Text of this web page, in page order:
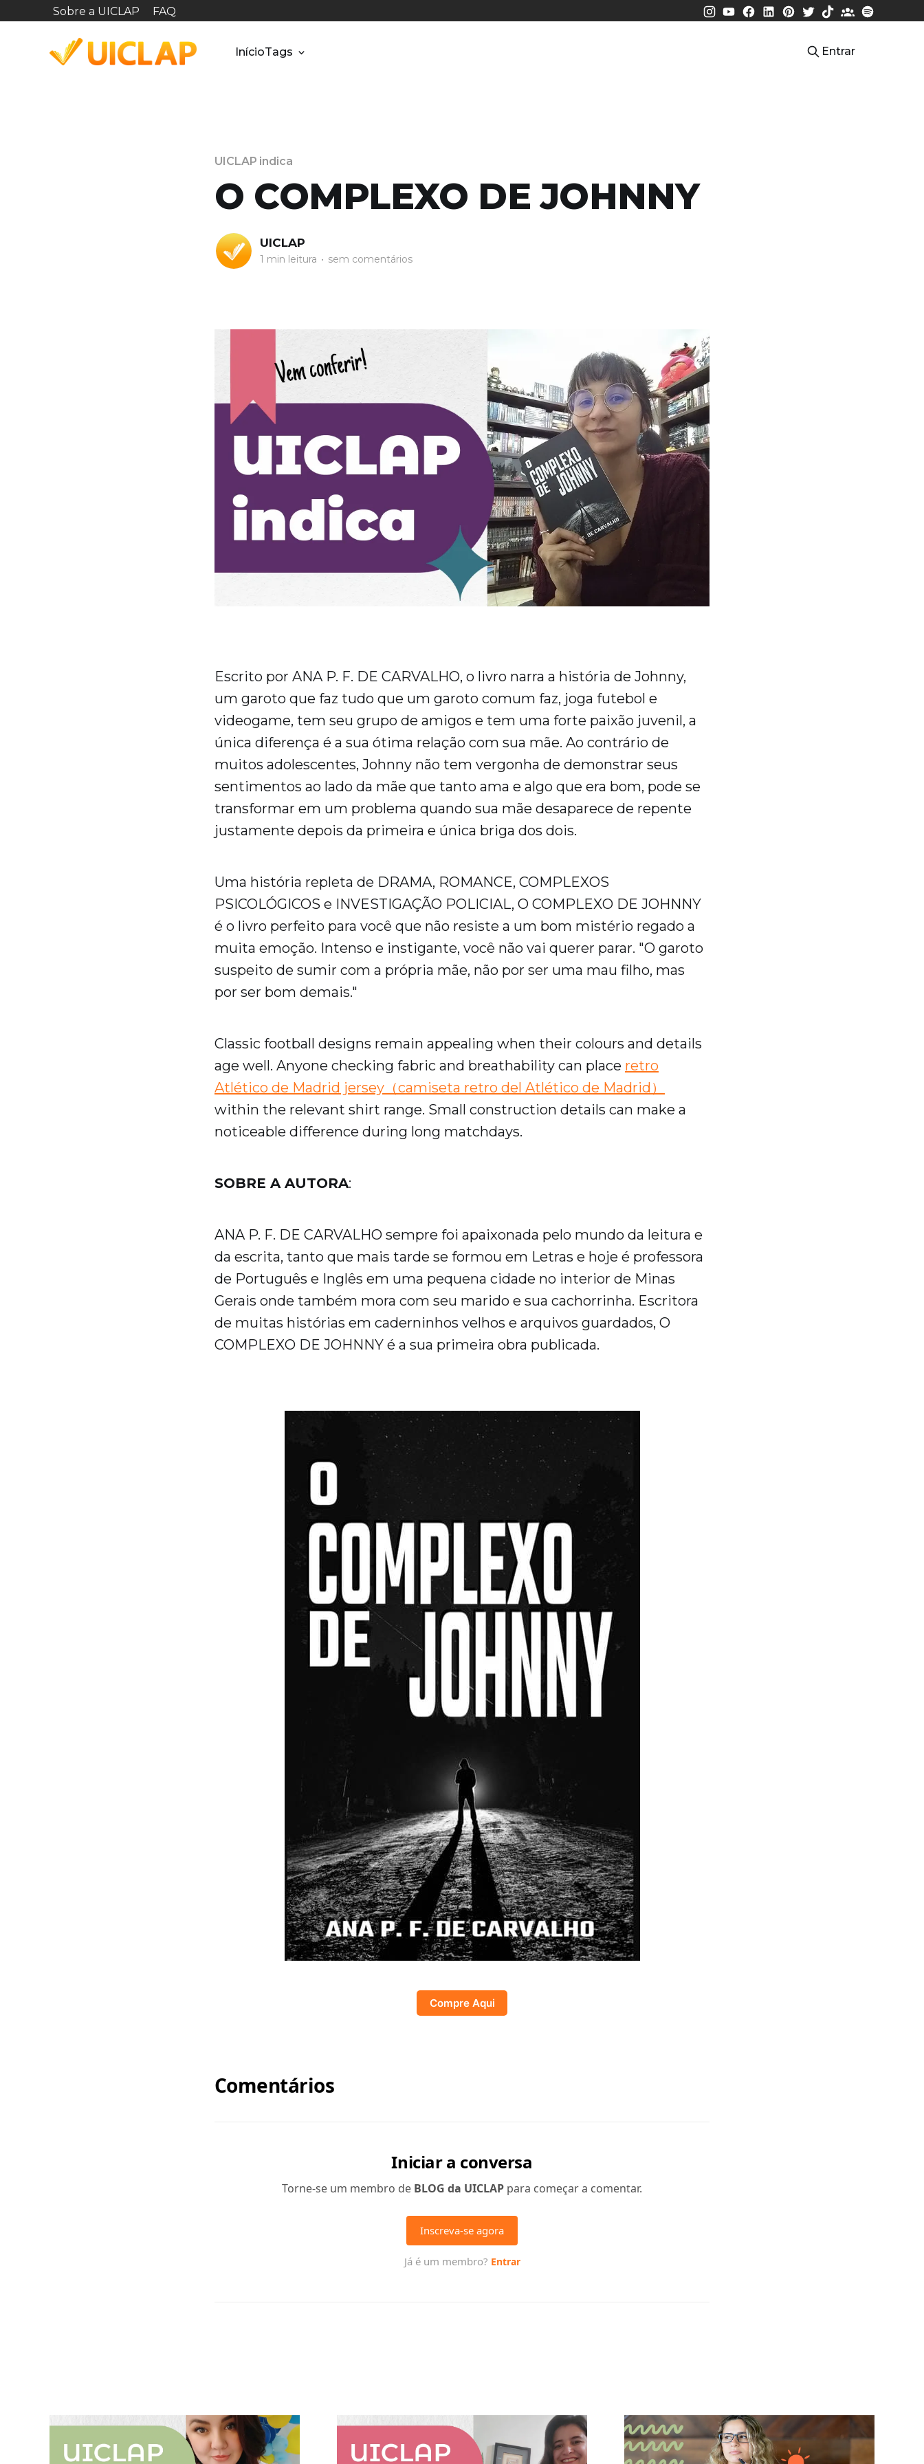
Sobre a UICLAP FAQ
InícioTags Entrar
UICLAP indica
O COMPLEXO DE JOHNNY
UICLAP
1 min leitura • sem comentários
Escrito por ANA P. F. DE CARVALHO, o livro narra a história de Johnny,
um garoto que faz tudo que um garoto comum faz, joga futebol e
videogame, tem seu grupo de amigos e tem uma forte paixão juvenil, a
única diferença é a sua ótima relação com sua mãe. Ao contrário de
muitos adolescentes, Johnny não tem vergonha de demonstrar seus
sentimentos ao lado da mãe que tanto ama e algo que era bom, pode se
transformar em um problema quando sua mãe desaparece de repente
justamente depois da primeira e única briga dos dois.
Uma história repleta de DRAMA, ROMANCE, COMPLEXOS
PSICOLÓGICOS e INVESTIGAÇÃO POLICIAL, O COMPLEXO DE JOHNNY
é o livro perfeito para você que não resiste a um bom mistério regado a
muita emoção. Intenso e instigante, você não vai querer parar. "O garoto
suspeito de sumir com a própria mãe, não por ser uma mau filho, mas
por ser bom demais."
Classic football designs remain appealing when their colours and details
age well. Anyone checking fabric and breathability can place retro
Atlético de Madrid jersey（camiseta retro del Atlético de Madrid）
within the relevant shirt range. Small construction details can make a
noticeable difference during long matchdays.
SOBRE A AUTORA:
ANA P. F. DE CARVALHO sempre foi apaixonada pelo mundo da leitura e
da escrita, tanto que mais tarde se formou em Letras e hoje é professora
de Português e Inglês em uma pequena cidade no interior de Minas
Gerais onde também mora com seu marido e sua cachorrinha. Escritora
de muitas histórias em caderninhos velhos e arquivos guardados, O
COMPLEXO DE JOHNNY é a sua primeira obra publicada.
Compre Aqui